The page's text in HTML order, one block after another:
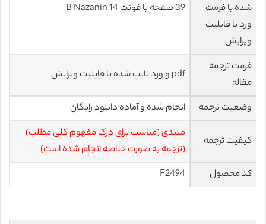
شده با فرمت
ورد با قابلیت
ویرایش
39 صفحه با فونت 14 B Nazanin
فرمت ترجمه
مقاله
pdf و ورد تایپ شده با قابلیت ویرایش
وضعیت ترجمه انجام شده و آماده دانلود رایگان
کیفیت ترجمه
مبتدی (مناسب برای درک مفهوم کلی مطلب)
(ترجمه به صورت خلاصه انجام شده است)
کد محصول
F2494